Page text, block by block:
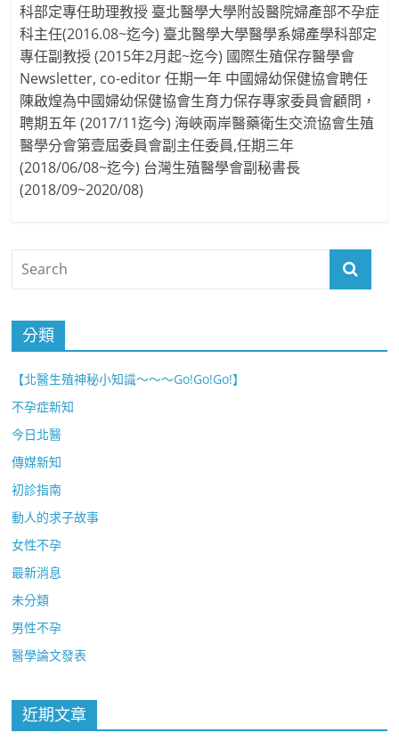
科部定專任助理教授 臺北醫學大學附設醫院婦產部不孕症
科主任(2016.08~迄今) 臺北醫學大學醫學系婦產學科部定
專任副教授 (2015年2月起~迄今) 國際生殖保存醫學會
Newsletter, co-editor 任期一年 中國婦幼保健協會聘任
陳啟煌為中國婦幼保健協會生育力保存專家委員會顧問，
聘期五年 (2017/11迄今) 海峽兩岸醫藥衛生交流協會生殖
醫學分會第壹屆委員會副主任委員,任期三年
(2018/06/08~迄今) 台灣生殖醫學會副秘書長
(2018/09~2020/08)
分類
【北醫生殖神秘小知識～～～Go!Go!Go!】
不孕症新知
今日北醫
傳媒新知
初診指南
動人的求子故事
女性不孕
最新消息
未分類
男性不孕
醫學論文發表
近期文章